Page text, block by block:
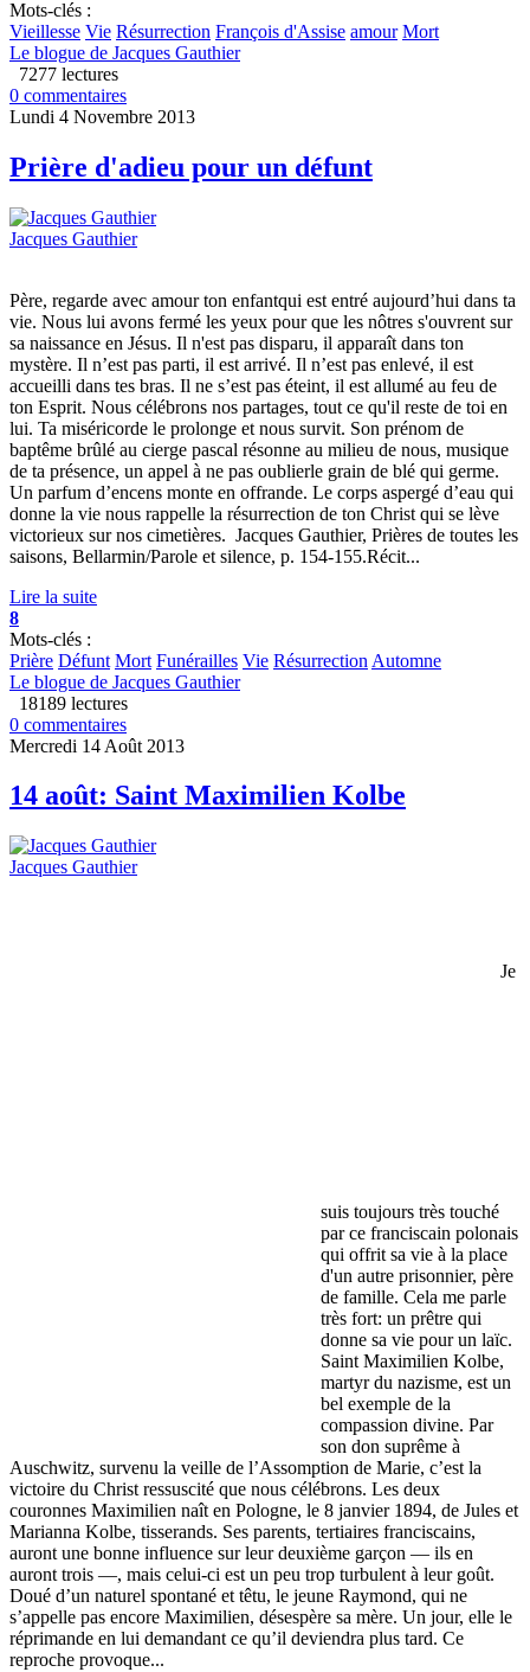
Mots-clés :
Vieillesse Vie Résurrection François d'Assise amour Mort
Le blogue de Jacques Gauthier
7277 lectures
0 commentaires
Lundi 4 Novembre 2013
Prière d'adieu pour un défunt
Jacques Gauthier
Père, regarde avec amour ton enfantqui est entré aujourd’hui dans ta
vie. Nous lui avons fermé les yeux pour que les nôtres s'ouvrent sur
sa naissance en Jésus. Il n'est pas disparu, il apparaît dans ton
mystère. Il n’est pas parti, il est arrivé. Il n’est pas enlevé, il est
accueilli dans tes bras. Il ne s’est pas éteint, il est allumé au feu de
ton Esprit. Nous célébrons nos partages, tout ce qu'il reste de toi en
lui. Ta miséricorde le prolonge et nous survit. Son prénom de
baptême brûlé au cierge pascal résonne au milieu de nous, musique
de ta présence, un appel à ne pas oublierle grain de blé qui germe.
Un parfum d’encens monte en offrande. Le corps aspergé d’eau qui
donne la vie nous rappelle la résurrection de ton Christ qui se lève
victorieux sur nos cimetières. Jacques Gauthier, Prières de toutes les
saisons, Bellarmin/Parole et silence, p. 154-155.Récit...
Lire la suite
8
Mots-clés :
Prière Défunt Mort Funérailles Vie Résurrection Automne
Le blogue de Jacques Gauthier
18189 lectures
0 commentaires
Mercredi 14 Août 2013
14 août: Saint Maximilien Kolbe
Jacques Gauthier
Je
suis toujours très touché
par ce franciscain polonais
qui offrit sa vie à la place
d'un autre prisonnier, père
de famille. Cela me parle
très fort: un prêtre qui
donne sa vie pour un laïc.
Saint Maximilien Kolbe,
martyr du nazisme, est un
bel exemple de la
compassion divine. Par
son don suprême à
Auschwitz, survenu la veille de l’Assomption de Marie, c’est la
victoire du Christ ressuscité que nous célébrons. Les deux
couronnes Maximilien naît en Pologne, le 8 janvier 1894, de Jules et
Marianna Kolbe, tisserands. Ses parents, tertiaires franciscains,
auront une bonne influence sur leur deuxième garçon — ils en
auront trois —, mais celui-ci est un peu trop turbulent à leur goût.
Doué d’un naturel spontané et têtu, le jeune Raymond, qui ne
s’appelle pas encore Maximilien, désespère sa mère. Un jour, elle le
réprimande en lui demandant ce qu’il deviendra plus tard. Ce
reproche provoque...